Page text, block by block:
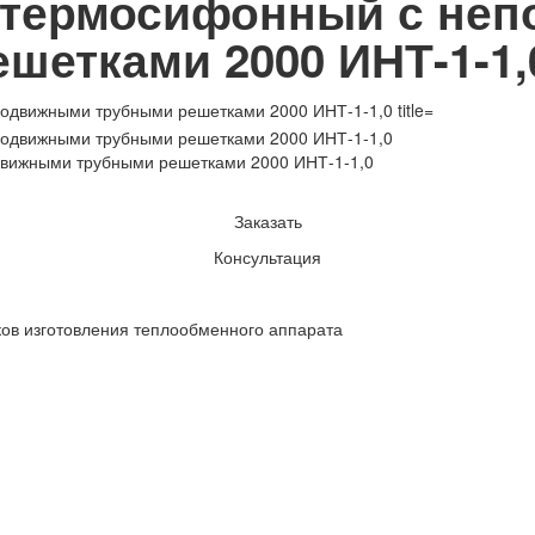
2000 ИНТ-1-
трубными решетками 2000 ИНТ-1-1,0
Заказать
Консультация
изготовления теплообменного аппарата